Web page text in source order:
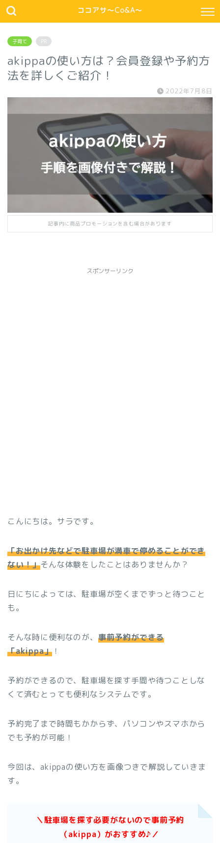
ココアサ～Co&A～
子育て PR
akippaの使い方は？会員登録や予約方
法を詳しくご紹介！
2022年7月8日
記事内に商品プロモーションを含む場合があります
スポンサーリンク
こんにちは。サラです。
「お出かけ先などで駐車場が満車で停めることができ
ない！」そんな体験をしたことはありませんか？
日にちによっては、駐車場が空くまでずっと待つこと
も。
そんな時に便利なのが、 事前予約ができる
「akippa」 ！
予約ができるので、駐車場を探す手間や待つことしな
くて済むとっても便利なシステムです。
予約完了まで時間もかからず、パソコンやスマホから
でも予約が可能！
今回は、akippaの使い方を画像つきで解説していきま
す。
＼駐車場を探す必要がないので事前予約
（akippa）がおすすめ♪／